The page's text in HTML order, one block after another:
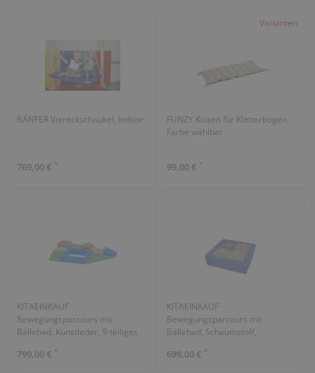
BÄNFER Viereckschaukel, Indoor
769,00 € *
Varianten
FUNZY Kissen für Kletterbogen,
Farbe wählbar
99,00 € *
KITAEINKAUF
Bewegungsparcours mit
Bällebad, Kunstleder, 9-teiliges
799,00 € *
KITAEINKAUF
Bewegungsparcours mit
Bällebad, Schaumstoff,
699,00 € *